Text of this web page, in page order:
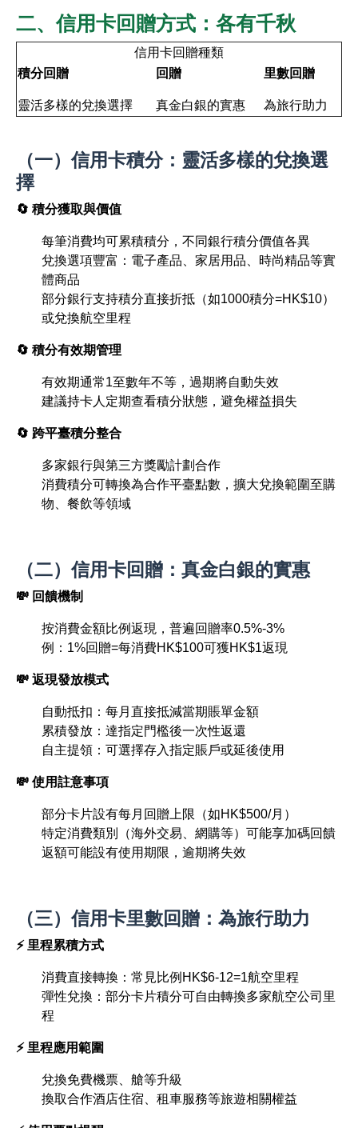
二、信用卡回贈方式：各有千秋​
信用卡回贈種類
積分回贈
靈活多樣的兌換選擇
回贈
真金白銀的實惠
里數回贈
為旅行助力
（一）信用卡積分：靈活多樣的兌換選
擇
🔄 積分獲取與價值
每筆消費均可累積積分，不同銀行積分價值各異
兌換選項豐富：電子產品、家居用品、時尚精品等實
體商品
部分銀行支持積分直接折抵（如1000積分=HK$10）
或兌換航空里程
🔄 積分有效期管理
有效期通常1至數年不等，過期將自動失效
建議持卡人定期查看積分狀態，避免權益損失
🔄 跨平臺積分整合
多家銀行與第三方獎勵計劃合作
消費積分可轉換為合作平臺點數，擴大兌換範圍至購
物、餐飲等領域
（二）信用卡回贈：真金白銀的實惠
💸 回饋機制
按消費金額比例返現，普遍回贈率0.5%-3%
例：1%回贈=每消費HK$100可獲HK$1返現
💸 返現發放模式
自動抵扣：每月直接抵減當期賬單金額
累積發放：達指定門檻後一次性返還
自主提領：可選擇存入指定賬戶或延後使用
💸 使用註意事項
部分卡片設有每月回贈上限（如HK$500/月）
特定消費類別（海外交易、網購等）可能享加碼回饋
返額可能設有使用期限，逾期將失效
（三）信用卡里數回贈：為旅行助力
⚡ 里程累積方式
消費直接轉換：常見比例HK$6-12=1航空里程
彈性兌換：部分卡片積分可自由轉換多家航空公司里
程
⚡ 里程應用範圍
兌換免費機票、艙等升級
換取合作酒店住宿、租車服務等旅遊相關權益